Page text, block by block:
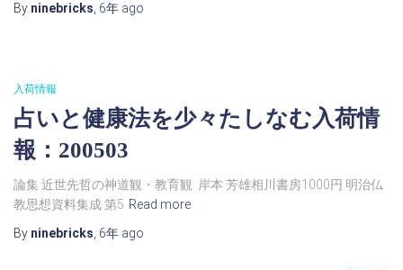
By ninebricks 6年 ago
入荷情報
占いと健康法を少々たしなむ入荷情
報：200503
論集 近世先哲の神道観・教育観 岸本 芳雄相川書房1000円 明治仏
教思想資料集成 第5 Read more
By ninebricks 6年 ago